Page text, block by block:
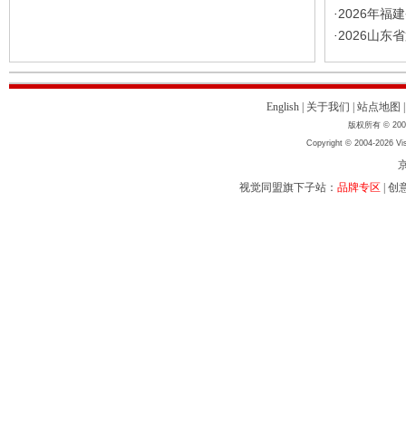
· 2026年福
· 2026山东
English 关于我们 站点地图
版权所有 ©
Copyright © 2004-2026
视觉同盟旗下子站： 品牌专区 创